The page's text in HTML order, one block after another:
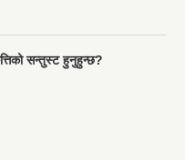
सन्तुस्ट हुनुहुन्छ?